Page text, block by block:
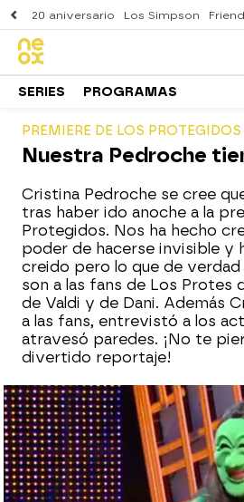
20 aniversario Los Simpson
SERIES PROGRAMAS
PREMIERE DE LOS PROTEGIDOS
Nuestra Pedroche
Cristina Pedroche se cree
tras haber ido anoche a la
Protegidos. Nos ha hecho
poder de hacerse invisible y
creido pero lo que de
son a las fans de Los Protes
de Valdi y de Dani. Además
a las fans, entrevistó a los
atravesó paredes. ¡No te
divertido reportaje!